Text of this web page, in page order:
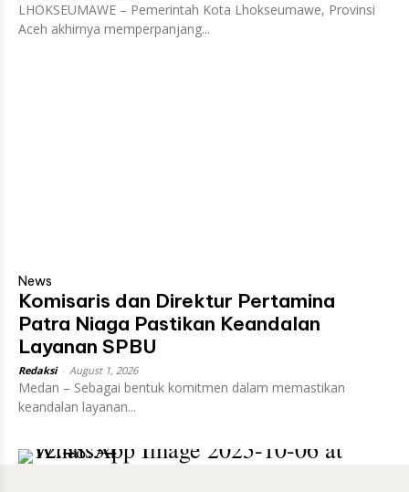
LHOKSEUMAWE – Pemerintah Kota Lhokseumawe, Provinsi
Aceh akhirnya memperpanjang...
News
Komisaris dan Direktur Pertamina
Patra Niaga Pastikan Keandalan
Layanan SPBU
Redaksi August 1, 2026
Medan – Sebagai bentuk komitmen dalam memastikan
keandalan layanan...